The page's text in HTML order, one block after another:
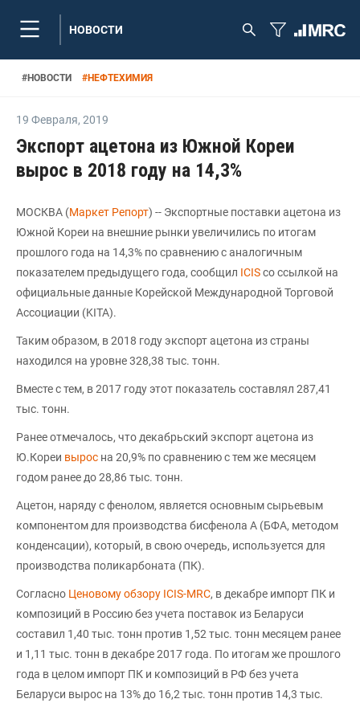
НОВОСТИ
#НОВОСТИ #НЕФТЕХИМИЯ
19 Февраля, 2019
Экспорт ацетона из Южной Кореи
вырос в 2018 году на 14,3%
МОСКВА (Маркет Репорт) -- Экспортные поставки ацетона из
Южной Кореи на внешние рынки увеличились по итогам
прошлого года на 14,3% по сравнению с аналогичным
показателем предыдущего года, сообщил ICISсо ссылкой на
официальные данные Корейской Международной Торговой
Ассоциации (KITA).
Таким образом, в 2018 году экспорт ацетона из страны
находился на уровне 328,38 тыс. тонн.
Вместе с тем, в 2017 году этот показатель составлял 287,41
тыс. тонн.
Ранее отмечалось, что декабрьский экспорт ацетона из
Ю.Кореи вырос на 20,9% по сравнению с тем же месяцем
годом ранее до 28,86 тыс. тонн.
Ацетон, наряду с фенолом, является основным сырьевым
компонентом для производства бисфенола А (БФА, методом
конденсации), который, в свою очередь, используется для
производства поликарбоната (ПК).
Согласно Ценовому обзору ICIS-MRC, в декабре импорт ПК и
композиций в Россию без учета поставок из Беларуси
составил 1,40 тыс. тонн против 1,52 тыс. тонн месяцем ранее
и 1,11 тыс. тонн в декабре 2017 года. По итогам же прошлого
года в целом импорт ПК и композиций в РФ без учета
Беларуси вырос на 13% до 16,2 тыс. тонн против 14,3 тыс.